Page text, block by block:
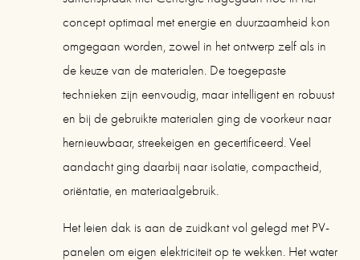
concept optimaal met energie en duurzaamheid kon
omgegaan worden, zowel in het ontwerp zelf als in
de keuze van de materialen. De toegepaste
technieken zijn eenvoudig, maar intelligent en robuust
en bij de gebruikte materialen ging de voorkeur naar
hernieuwbaar, streekeigen en gecertificeerd. Veel
aandacht ging daarbij naar isolatie, compactheid,
oriëntatie, en materiaalgebruik.
Het leien dak is aan de zuidkant vol gelegd met PV-
panelen om eigen elektriciteit op te wekken. Het water